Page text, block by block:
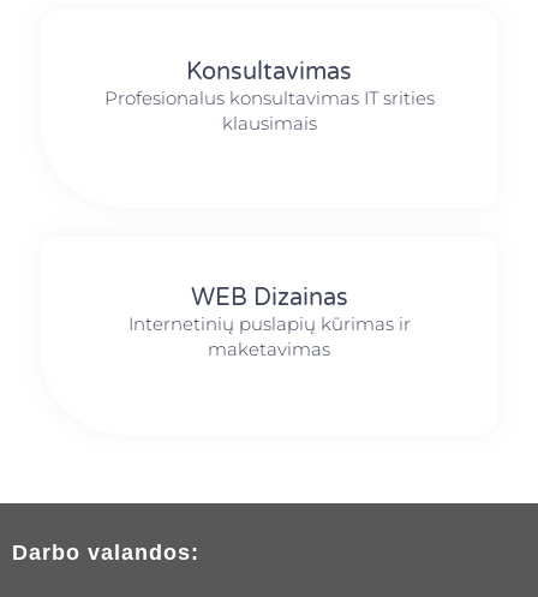
Konsultavimas
Profesionalus konsultavimas IT srities
klausimais
WEB Dizainas
Internetinių puslapių kūrimas ir
maketavimas
Darbo valandos: